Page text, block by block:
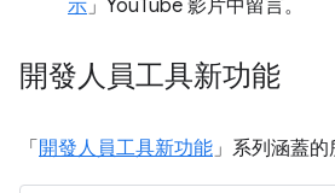
示 」YouTube 影片中留言。
開發人員工具新功能
「開發人員工具新功能 」系列涵蓋的